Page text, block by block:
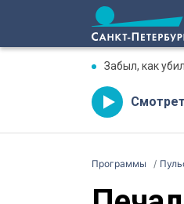
Забыл, как
Программы